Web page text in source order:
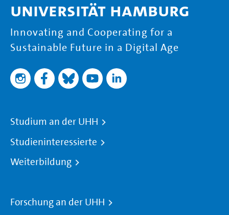
Universität Hamburg
Innovating and Cooperating for a
Sustainable Future in a Digital Age
Studium an der UHH
Studieninteressierte
Weiterbildung
Forschung an der UHH